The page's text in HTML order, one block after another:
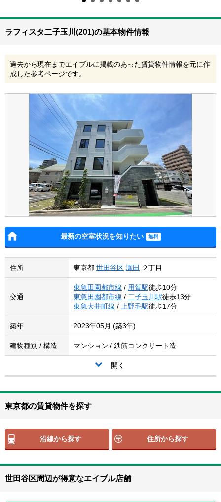
ラフィスタ二子玉川(201)の基本物件情報
過去から現在までエイブルに掲載のあった賃貸物件情報を元に作
成した参考ページです。
最新の空室状況を知りたい
住所 東京都 世田谷区 瀬田 ２丁目
交通
東急田園都市線 / 用賀駅徒歩10分
東急田園都市線 / 二子玉川駅徒歩13分
東急大井町線 / 上野毛駅徒歩17分
築年 2023年05月 (築3年)
建物種別 / 構造 マンション / 鉄筋コンクリート造
開く
東京都の賃貸物件を探す
沿線から探す 住所から探す
世田谷区周辺が得意なエイブル店舗